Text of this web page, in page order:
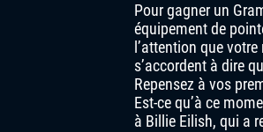
Pour gagner un
équipement de
l’attention que
s’accordent à dire
Repensez à vos
Est-ce qu’à ce
à Billie Eilish, qui a